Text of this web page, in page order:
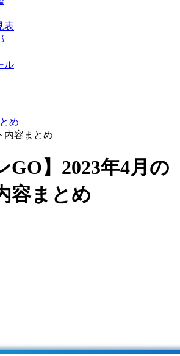
表
ル
め
内容まとめ
GO】2023年4月の
容まとめ